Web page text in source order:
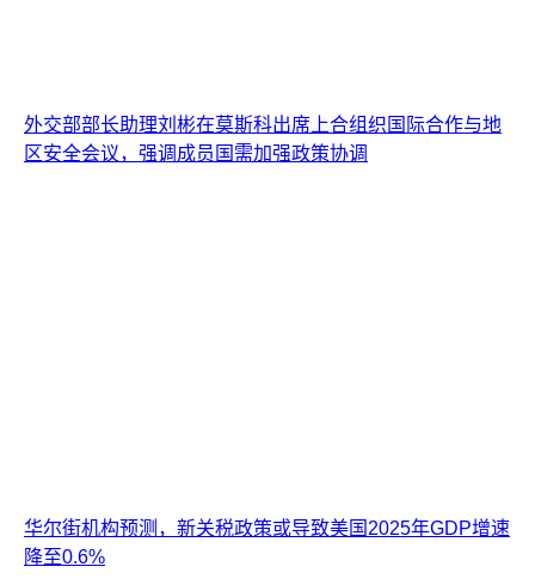
外交部部长助理刘彬在莫斯科出席上合组织国际合作与地
区安全会议，强调成员国需加强政策协调
华尔街机构预测，新关税政策或导致美国2025年GDP增速
降至0.6%